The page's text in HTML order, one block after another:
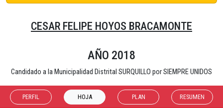
CESAR FELIPE HOYOS BRACAMONTE
AÑO 2018
Candidado a la Municipalidad Distrital SURQUILLO por SIEMPRE UNIDOS
PERFIL HOJA PLAN RESUMEN